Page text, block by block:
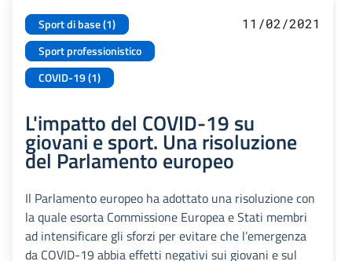
Sport di base (1)
Sport professionistico
COVID-19 (1)
11/02/2021
L'impatto del COVID-19 su
giovani e sport. Una risoluzione
del Parlamento europeo
Il Parlamento europeo ha adottato una risoluzione con
la quale esorta Commissione Europea e Stati membri
ad intensificare gli sforzi per evitare che l’emergenza
da COVID-19 abbia effetti negativi sui giovani e sul